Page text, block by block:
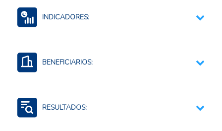
INDICADORES:
Producción de insumos agropecuarios
Uso o consumo de insumos agropecuarios
BENEFICIARIOS:
Empresas privadas
Exportadores
RESULTADOS: